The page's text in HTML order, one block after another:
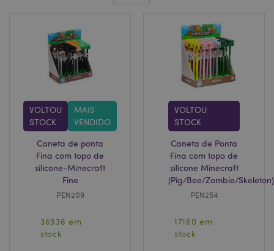
VOLTOU
STOCK
MAIS
VENDIDO
Caneta de ponta
Fina com topo de
silicone-Minecraft
Fine
PEN209
36936 em
stock
VOLTOU
STOCK
Caneta de Ponta
Fina com topo de
silicone Minecraft
(Pig/Bee/Zombie/Skeleton)
PEN254
17160 em
stock